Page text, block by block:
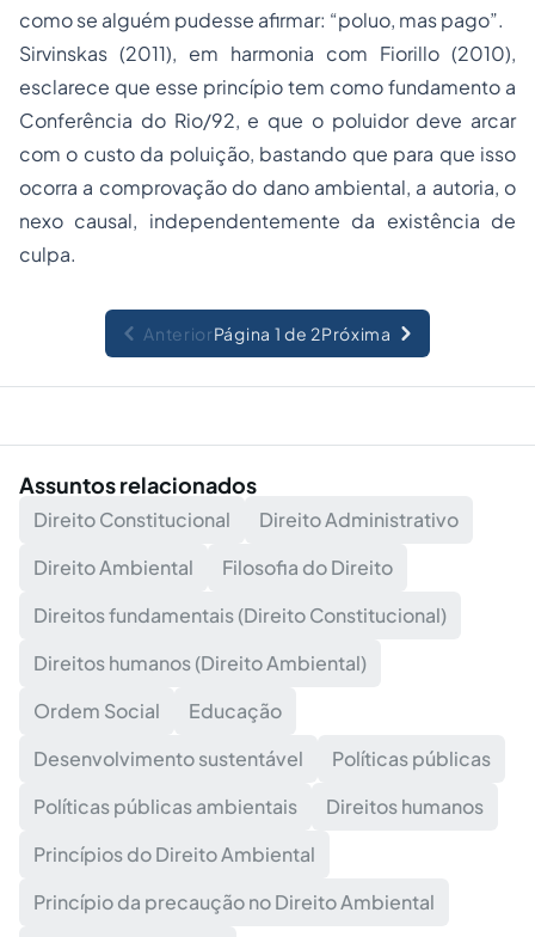
como se alguém pudesse afirmar: “poluo, mas pago”.
Sirvinskas (2011), em harmonia com Fiorillo (2010),
esclarece que esse princípio tem como fundamento a
Conferência do Rio/92, e que o poluidor deve arcar
com o custo da poluição, bastando que para que isso
ocorra a comprovação do dano ambiental, a autoria, o
nexo causal, independentemente da existência de
culpa.
AnteriorPágina 1 de 2Próxima
Assuntos relacionados
Direito Constitucional
Direito Administrativo
Direito Ambiental
Filosofia do Direito
Direitos fundamentais (Direito Constitucional)
Direitos humanos (Direito Ambiental)
Ordem Social
Educação
Desenvolvimento sustentável
Políticas públicas
Políticas públicas ambientais
Direitos humanos
Princípios do Direito Ambiental
Princípio da precaução no Direito Ambiental